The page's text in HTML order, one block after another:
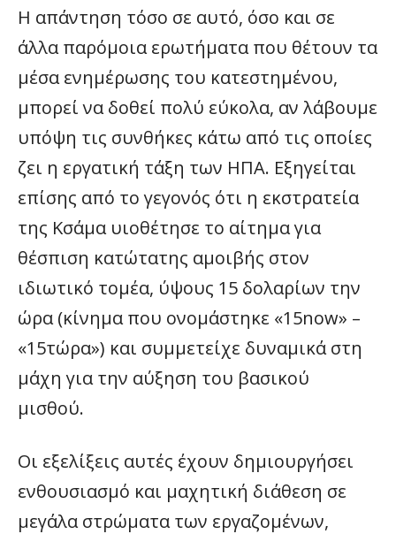
Η απάντηση τόσο σε αυτό, όσο και σε
άλλα παρόμοια ερωτήματα που θέτουν τα
μέσα ενημέρωσης του κατεστημένου,
μπορεί να δοθεί πολύ εύκολα, αν λάβουμε
υπόψη τις συνθήκες κάτω από τις οποίες
ζει η εργατική τάξη των ΗΠΑ. Εξηγείται
επίσης από το γεγονός ότι η εκστρατεία
της Κσάμα υιοθέτησε το αίτημα για
θέσπιση κατώτατης αμοιβής στον
ιδιωτικό τομέα, ύψους 15 δολαρίων την
ώρα (κίνημα που ονομάστηκε «15now» –
«15τώρα») και συμμετείχε δυναμικά στη
μάχη για την αύξηση του βασικού
μισθού.
Οι εξελίξεις αυτές έχουν δημιουργήσει
ενθουσιασμό και μαχητική διάθεση σε
μεγάλα στρώματα των εργαζομένων,